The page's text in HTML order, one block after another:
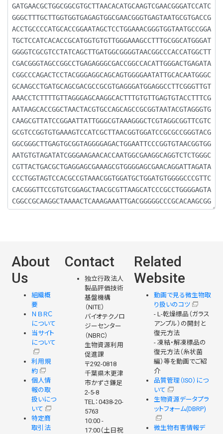
About
Us
組織概
要
ＮＢＲＣ
について
当サイト
について
利用規
約
個人情
報の取
扱いにつ
いて
特定商
取引法
Contact
独立行政法人
製品評価技術
基盤機構
（NITE）
バイオテクノロ
ジーセンター
（NBRC）
生物資源利用
促進課
〒292-0818
千葉県木更津
市かずさ鎌足
2-5-8
TEL：0438-20-
5763
10:00 -
17:00（土日祝
Related
Website
動画で見る微生物取
り扱いのコツ
- L-乾燥標品（ガラス
アンプル）の開封と
復元方法
- 凍結・解凍標品の
復元方法（糸状菌
編）等を動画でご紹
介
品質管理（ISO）につ
いて
生物資源データプラ
ットフォーム(DBRP)
微生物有害情報デ